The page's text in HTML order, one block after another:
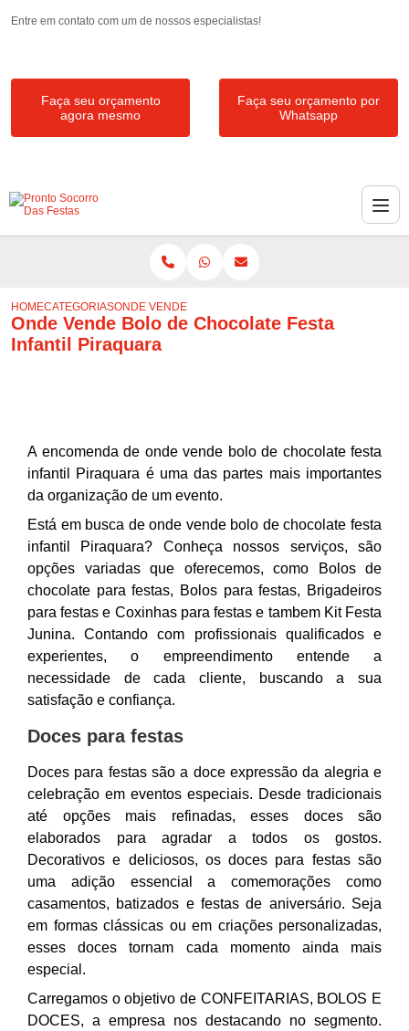
Entre em contato com um de nossos especialistas!
Faça seu orçamento
agora mesmo
Faça seu orçamento por
Whatsapp
HOMECATEGORIASONDE VENDE BOLO DE CHOCOLATE FESTA INFANTIL
Onde Vende Bolo de Chocolate Festa
Infantil Piraquara
A encomenda de onde vende bolo de chocolate festa
infantil Piraquara é uma das partes mais importantes
da organização de um evento.
Está em busca de onde vende bolo de chocolate festa
infantil Piraquara? Conheça nossos serviços, são
opções variadas que oferecemos, como Bolos de
chocolate para festas, Bolos para festas, Brigadeiros
para festas e Coxinhas para festas e tambem Kit Festa
Junina. Contando com profissionais qualificados e
experientes, o empreendimento entende a
necessidade de cada cliente, buscando a sua
satisfação e confiança.
Doces para festas
Doces para festas são a doce expressão da alegria e
celebração em eventos especiais. Desde tradicionais
até opções mais refinadas, esses doces são
elaborados para agradar a todos os gostos.
Decorativos e deliciosos, os doces para festas são
uma adição essencial a comemorações como
casamentos, batizados e festas de aniversário. Seja
em formas clássicas ou em criações personalizadas,
esses doces tornam cada momento ainda mais
especial.
Carregamos o objetivo de CONFEITARIAS, BOLOS E
DOCES, a empresa nos destacando no segmento.